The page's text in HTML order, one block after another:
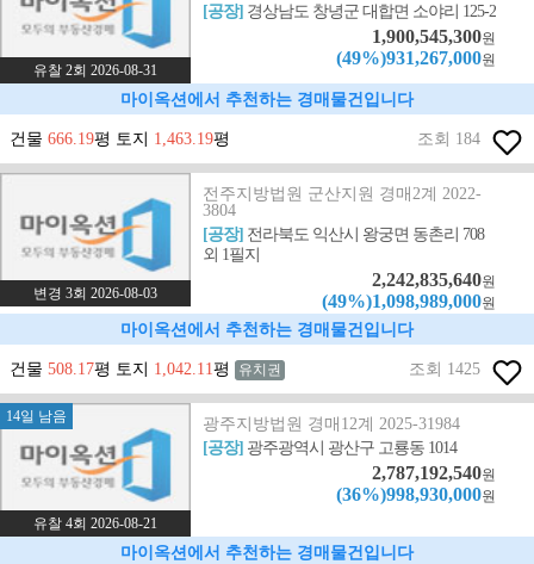
유찰 2회 2026-08-31
[공장] 경상남도 창녕군 대합면 소야리 125-2
1,900,545,300원
(49%)931,267,000원
마이옥션에서 추천하는 경매물건입니다
건물 666.19평 토지 1,463.19평 조회 184
변경 3회 2026-08-03
전주지방법원 군산지원 경매2계 2022-
3804
[공장] 전라북도 익산시 왕궁면 동촌리 708
외 1필지
2,242,835,640원
(49%)1,098,989,000원
마이옥션에서 추천하는 경매물건입니다
건물 508.17평 토지 1,042.11평 유치권 조회 1425
14일 남음
유찰 4회 2026-08-21
광주지방법원 경매12계 2025-31984
[공장] 광주광역시 광산구 고룡동 1014
2,787,192,540원
(36%)998,930,000원
마이옥션에서 추천하는 경매물건입니다